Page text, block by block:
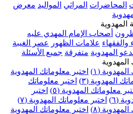
المحاضرات المراثي المواليد معرض
المهدوية
أصحاب الإمام المهدي عليه
والفقهاء علامات الظهور
عصر الغيبة
المهدوية متفرقة جميع الأسئلة
المهدوية
(١)
اختبر معلوماتك المهدوية
المهدوية (٣)
اختبر معلوماتك
معلوماتك المهدوية (٥)
اختبر
(٦)
اختبر معلوماتك المهدوية (٧)
(٨)
اختبر معلوماتك المهدوية